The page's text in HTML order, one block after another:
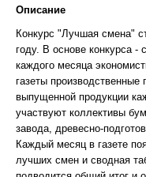
Описание
Конкурс "Лучшая смена"
году. В основе конкурса -
каждого месяца
газеты производственные
выпущенной продукции
участвуют коллективы
завода, древесно-
Каждый месяц в газете
лучших смен и сводная